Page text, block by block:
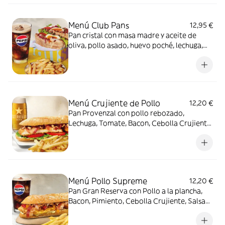
Menú Club Pans
12,95 €
Pan cristal con masa madre y aceite de
oliva, pollo asado, huevo poché, lechuga,
de tomate y especias y bacon crujiente +
Menú Crujiente de Pollo
12,20 €
Pan Provenzal con pollo rebozado,
Lechuga, Tomate, Bacon, Cebolla Crujiente,
Menú Pollo Supreme
12,20 €
Pan Gran Reserva con Pollo a la plancha,
Bacon, Pimiento, Cebolla Crujiente, Salsa